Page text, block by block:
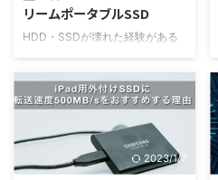
リームポータブルSSD
HDD・SSDが壊れた経験がある
探している安心安全なポータブル
SSDが欲しい 大切なデータを保
存しているSSDだからこそ、壊れ
にくい製品を探しているけど、結
局何がいいのか悩まれている方も
多いと思います。 記事の信頼性
2023/1/7